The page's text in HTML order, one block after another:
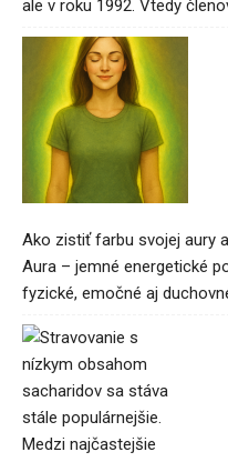
ale v roku 1992. Vtedy
Ako zistiť farbu svojej aury
Aura – jemné energetické
fyzické, emočné aj